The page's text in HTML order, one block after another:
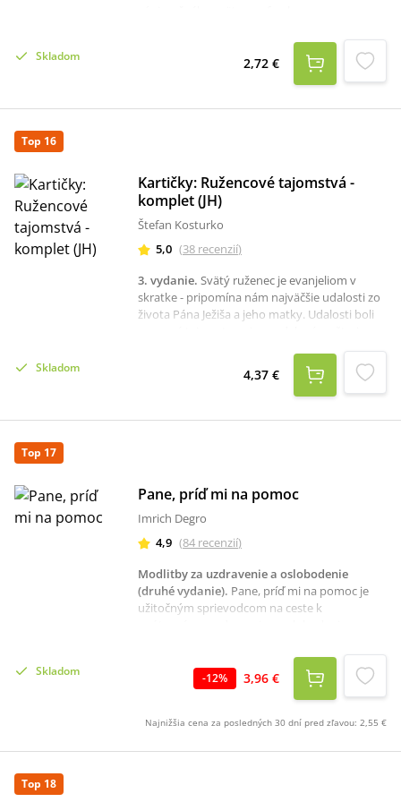
Šarbel - svedectvá a zázraky (2018).
Skladom 2,72 €
Top 16
Kartičky: Ružencové tajomstvá -
komplet (JH)
Štefan Kosturko
5,0 (38 recenzií)
3. vydanie. Svätý ruženec je evanjeliom v
skratke - pripomína nám najväčšie udalosti zo
života Pána Ježiša a jeho matky. Udalosti boli
časti.Ružencové tajomstvá - komplet v jednej
sade: ruženec radostný, bolestný, slávnostný a
ruženec svetla. Každá laminovaná kartička je
ilustrovaná, na zadnej strane nájdeme
tajomstvo ruženca, krátke zamyslenie i
Skladom 4,37 €
Top 17
Pane, príď mi na pomoc
Imrich Degro
4,9 (84 recenzií)
Modlitby za uzdravenie a oslobodenie
(druhé vydanie). Pane, príď mi na pomoc je
užitočným sprievodcom na ceste k
zostupujú do hĺbky ľudského srdca a vedú ho
procesom odpustenia, premeny a uzdravenia,
aby mohlo v plnosti prijať Božiu milosť. V knihe
úvodmiModlitby za vnútorné
Skladom -12% 3,96 €
Najnižšia cena za posledných 30 dní pred zľavou: 2,55 €
Top 18